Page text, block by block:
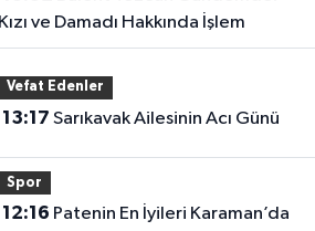
Kızı ve Damadı Hakkında İşlem
Vefat Edenler
13:17 Sarıkavak Ailesinin Acı Günü
Spor
12:16